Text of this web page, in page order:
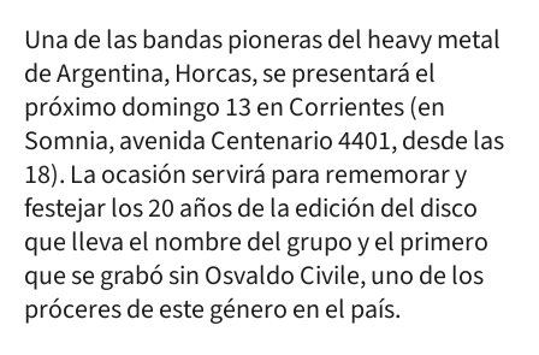
Una de las bandas pioneras del heavy metal
de Argentina, Horcas, se presentará el
próximo domingo 13 en Corrientes (en
Somnia, avenida Centenario 4401, desde las
18). La ocasión servirá para rememorar y
festejar los 20 años de la edición del disco
que lleva el nombre del grupo y el primero
que se grabó sin Osvaldo Civile, uno de los
próceres de este género en el país.